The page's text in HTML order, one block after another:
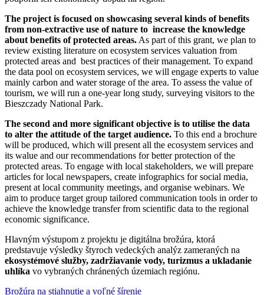
The project is focused on showcasing several kinds of benefits
from non-extractive use of nature to increase the knowledge
about benefits of protected areas. As part of this grant, we plan to
review existing literature on ecosystem services valuation from
protected areas and best practices of their management. To expand
the data pool on ecosystem services, we will engage experts to value
mainly carbon and water storage of the area. To assess the value of
tourism, we will run a one-year long study, surveying visitors to the
Bieszczady National Park.
The second and more significant objective is to utilise the data
to alter the attitude of the target audience. To this end a brochure
will be produced, which will present all the ecosystem services and
its walue and our recommendations for better protection of the
protected areas. To engage with local stakeholders, we will prepare
articles for local newspapers, create infographics for social media,
present at local community meetings, and organise webinars. We
aim to produce target group tailored communication tools in order to
achieve the knowledge transfer from scientific data to the regional
economic significance.
Hlavným výstupom z projektu je digitálna brožúra, ktorá
predstavuje výsledky štyroch vedeckých analýz zameraných na
ekosystémové služby, zadržiavanie vody, turizmus a ukladanie
uhlíka vo vybraných chránených územiach regiónu.
Brožúra na stiahnutie a voľné šírenie